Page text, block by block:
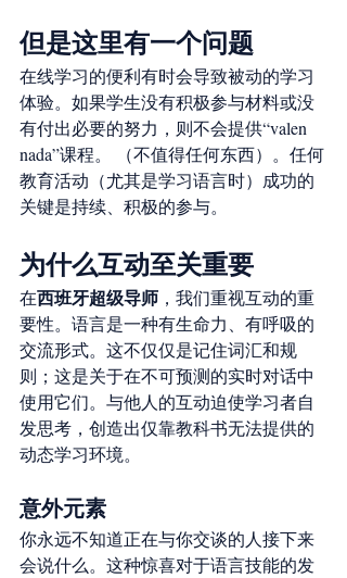
但是这里有一个问题
在线学习的便利有时会导致被动的学习
体验。如果学生没有积极参与材料或没
有付出必要的努力，则不会提供“valen
nada”课程。 （不值得任何东西）。任何
教育活动（尤其是学习语言时）成功的
关键是持续、积极的参与。
为什么互动至关重要
在西班牙超级导师 ，我们重视互动的重
要性。语言是一种有生命力、有呼吸的
交流形式。这不仅仅是记住词汇和规
则；这是关于在不可预测的实时对话中
使用它们。与他人的互动迫使学习者自
发思考，创造出仅靠教科书无法提供的
动态学习环境。
意外元素
你永远不知道正在与你交谈的人接下来
会说什么。这种惊喜对于语言技能的发